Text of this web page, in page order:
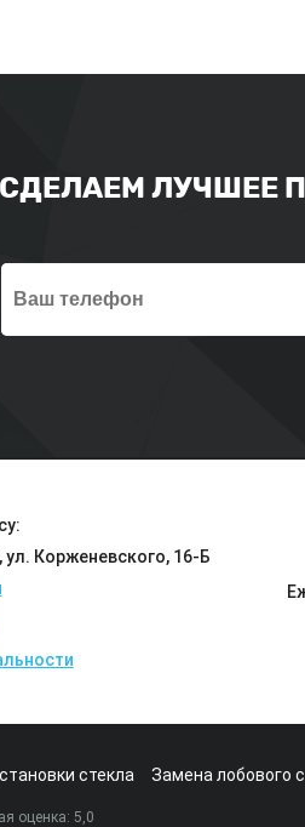
ЛУЧШЕЕ
ул. Корженевского, 16-Б
стекла Замена лобового
оценка: 5,0